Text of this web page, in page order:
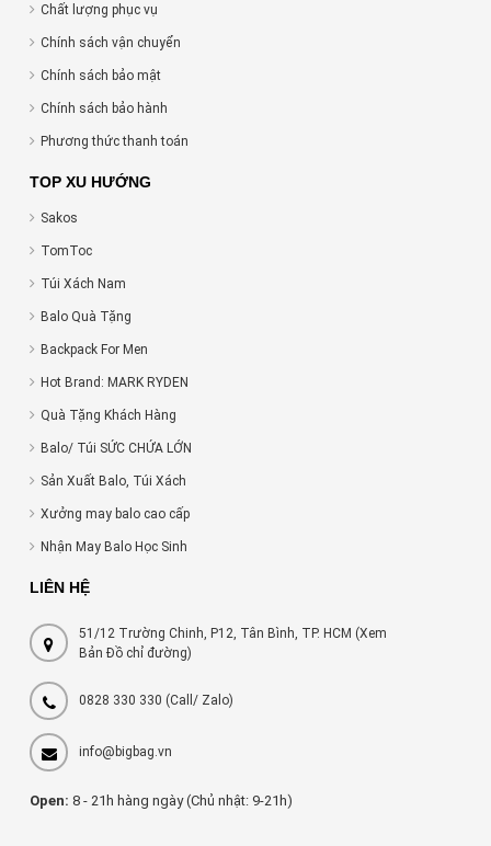
Chất lượng phục vụ
Chính sách vận chuyển
Chính sách bảo mật
Chính sách bảo hành
Phương thức thanh toán
TOP XU HƯỚNG
Sakos
TomToc
Túi Xách Nam
Balo Quà Tặng
Backpack For Men
Hot Brand: MARK RYDEN
Quà Tặng Khách Hàng
Balo/ Túi SỨC CHỨA LỚN
Sản Xuất Balo, Túi Xách
Xưởng may balo cao cấp
Nhận May Balo Học Sinh
LIÊN HỆ
51/12 Trường Chinh, P12, Tân Bình, TP. HCM (Xem
Bản Đồ chỉ đường)
0828 330 330 (Call/ Zalo)
info@bigbag.vn
Open: 8 - 21h hàng ngày (Chủ nhật: 9-21h)